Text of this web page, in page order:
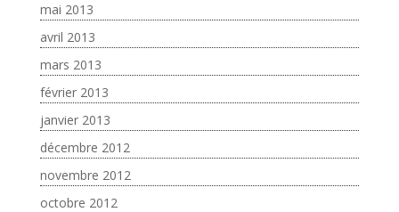
mai 2013
avril 2013
mars 2013
février 2013
janvier 2013
décembre 2012
novembre 2012
octobre 2012